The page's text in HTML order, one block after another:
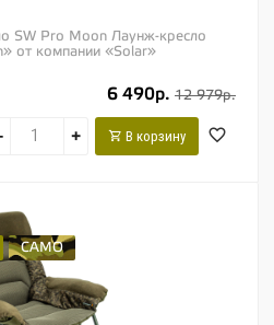
SW Pro Moon Лаунж-кресло
от компании «Solar»
6 490р. 12 979р.
+ В корзину
CAMO